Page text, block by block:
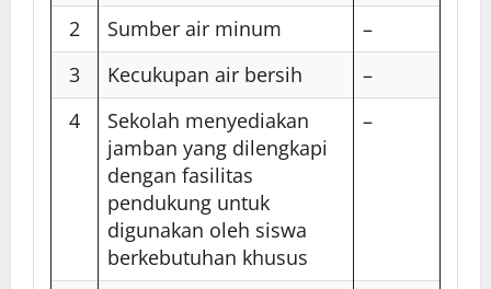
2
Sumber air minum
–
3
Kecukupan air bersih
–
4
Sekolah menyediakan
jamban yang dilengkapi
dengan fasilitas
pendukung untuk
digunakan oleh siswa
berkebutuhan khusus
–